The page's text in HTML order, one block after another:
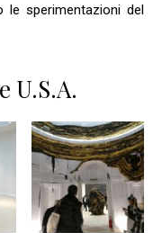
le sperimentazioni del
U.S.A.